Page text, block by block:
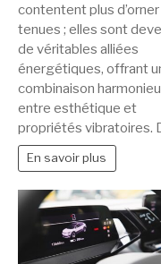
contentent plus
tenues ; elles sont
de véritables alliées
énergétiques, offrant
combinaison
entre esthétique et
propriétés vibratoires.
En savoir plus